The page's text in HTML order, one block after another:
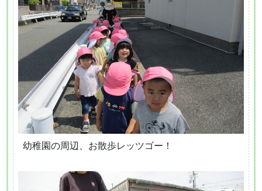
幼稚園の周辺、お散歩レッツゴー！